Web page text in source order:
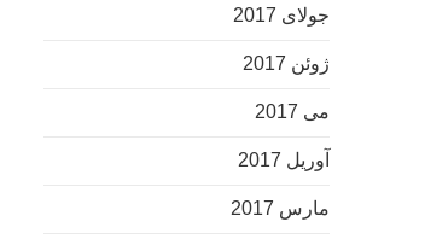
جولای 2017
ژوئن 2017
می 2017
آوریل 2017
مارس 2017